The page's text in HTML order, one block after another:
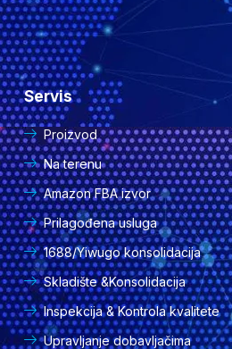
Servis
Proizvod
Na terenu
Amazon FBA izvor
Prilagođena usluga
1688/Yiwugo konsolidacija
Skladište &Konsolidacija
Inspekcija & Kontrola kvalitete
Upravljanje dobavljačima